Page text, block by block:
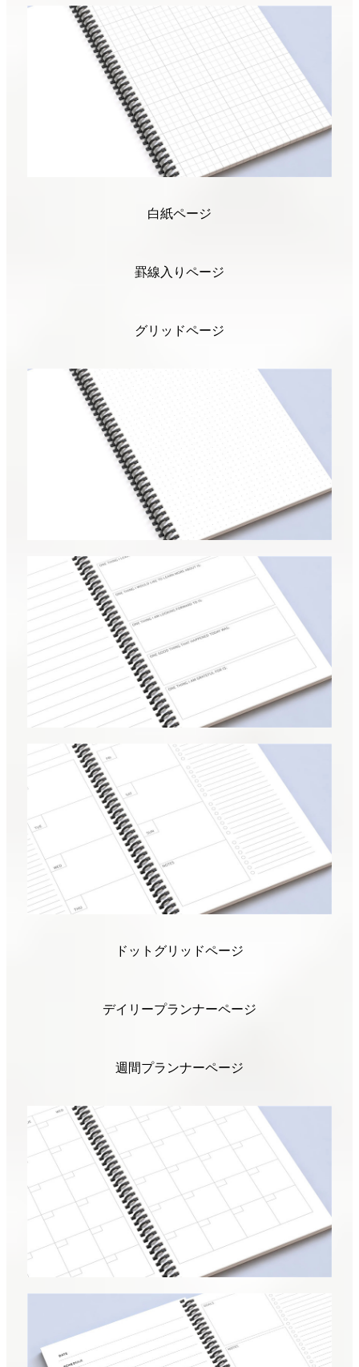
白紙ページ
罫線入りページ
グリッドページ
ドットグリッドページ
デイリープランナーページ
週間プランナーページ